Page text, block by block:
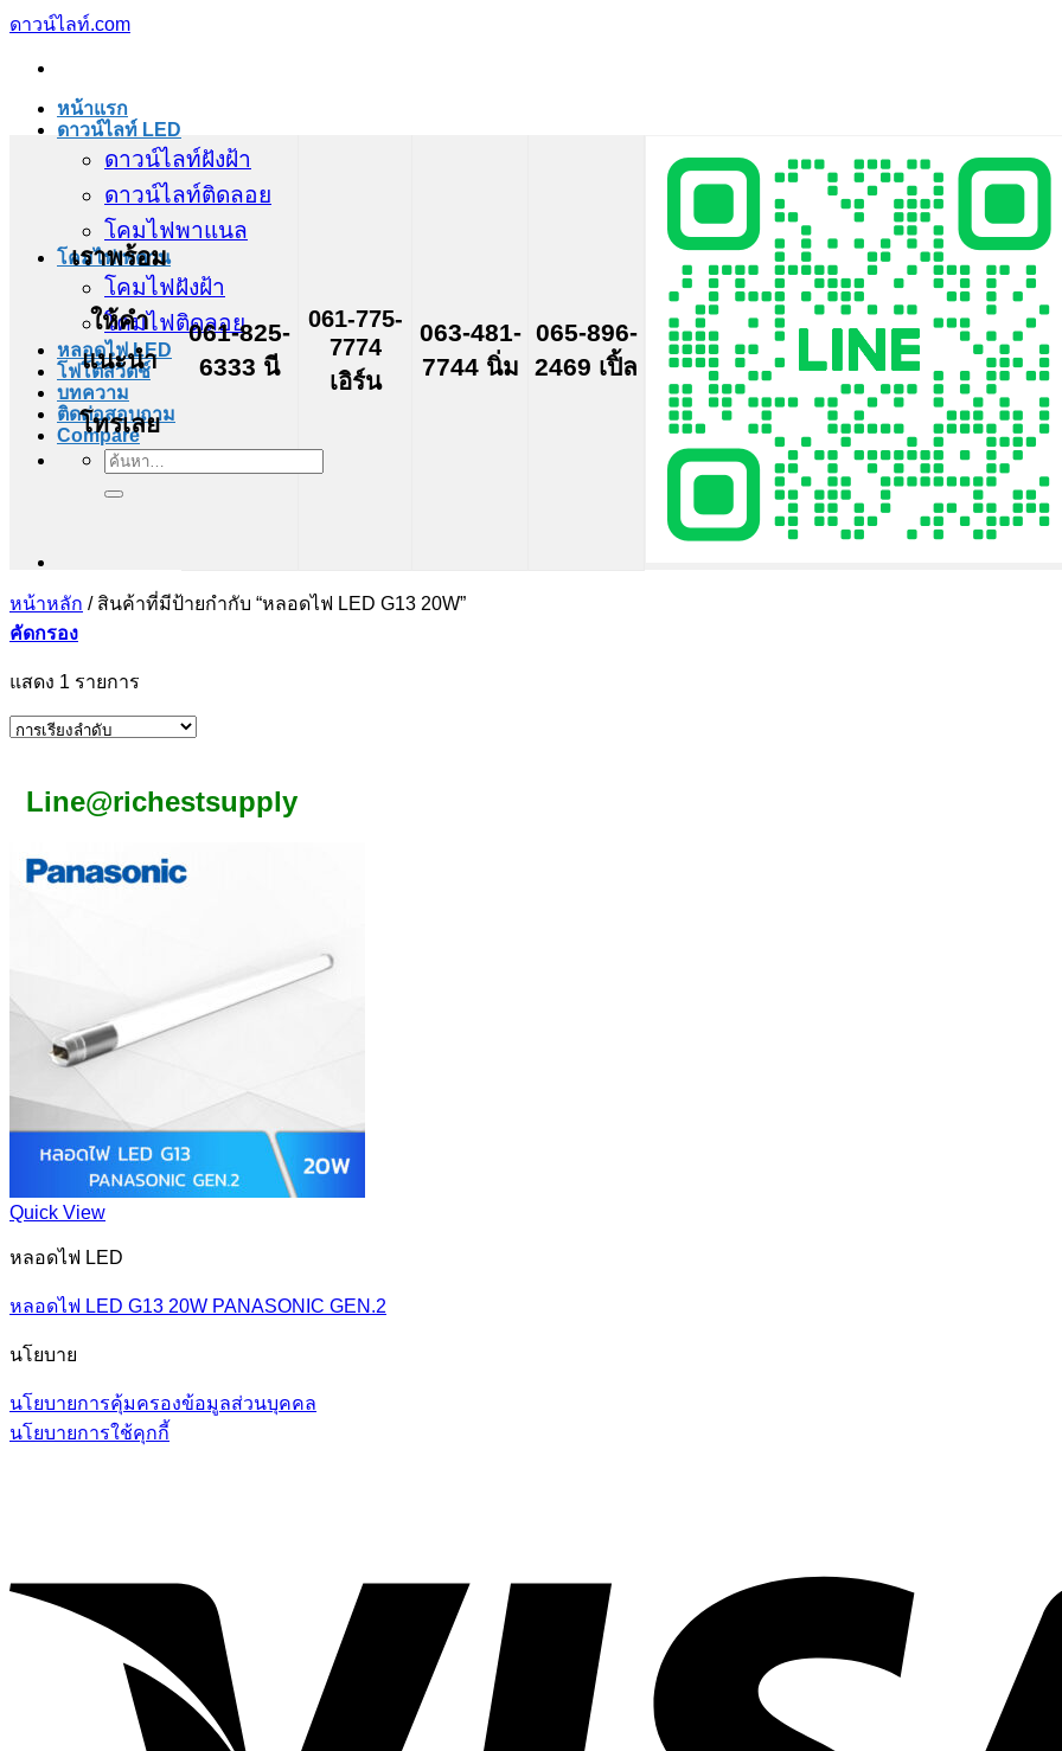
ข้าม
เนื้อหา
ดาวน์ไลท์.com
หน้าแรก
ดาวน์ไลท์ LED
ดาวน์ไลท์ฝังฝ้า
ดาวน์ไลท์ติดลอย
โคมไฟพาแนล
โคมไฟเพดาน
โคมไฟฝังฝ้า
โคมไฟติดลอย
หลอดไฟ LED
โฟโต้สวิตช์
บทความ
ติดต่อสอบถาม
Compare
ค้นหา:
เราพร้อม
ให้คำ
แนะนำ
โทรเลย
061-825-
6333 นี
061-775-
7774
เอิร์น
063-481-
7744 นิ่ม
065-896-
2469 เปิ้ล
หน้าหลัก /สินค้าที่มีป้ายกำกับ “หลอดไฟ LED G13 20W”
คัดกรอง
แสดง 1 รายการ
Line@richestsupply
Quick View
หลอดไฟ LED
หลอดไฟ LED G13 20W PANASONIC GEN.2
นโยบาย
นโยบายการคุ้มครองข้อมูลส่วนบุคคล
นโยบายการใช้คุกกี้